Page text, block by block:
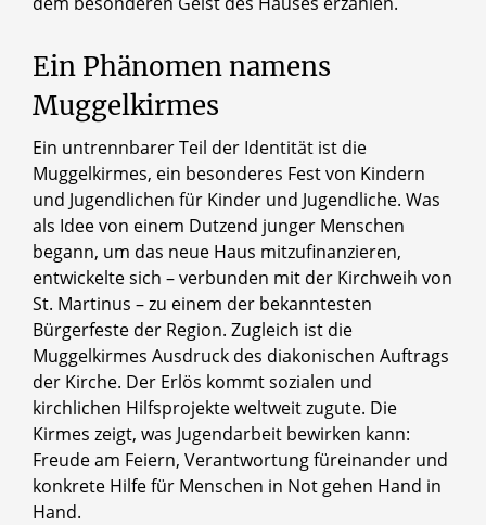
Ein Phänomen namens
Muggelkirmes
Ein untrennbarer Teil der Identität ist die
Muggelkirmes, ein besonderes Fest von Kindern
und Jugendlichen für Kinder und Jugendliche. Was
als Idee von einem Dutzend junger Menschen
begann, um das neue Haus mitzufinanzieren,
entwickelte sich – verbunden mit der Kirchweih von
St. Martinus – zu einem der bekanntesten
Bürgerfeste der Region. Zugleich ist die
Muggelkirmes Ausdruck des diakonischen Auftrags
der Kirche. Der Erlös kommt sozialen und
kirchlichen Hilfsprojekte weltweit zugute. Die
Kirmes zeigt, was Jugendarbeit bewirken kann:
Freude am Feiern, Verantwortung füreinander und
konkrete Hilfe für Menschen in Not gehen Hand in
Hand.